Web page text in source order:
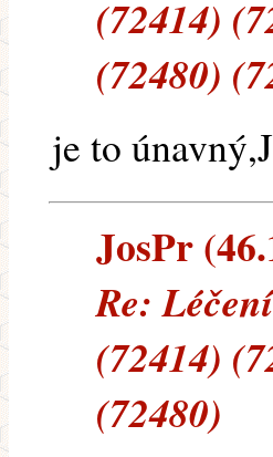
(72414)
(72480)
je to
JosPr
Re:
(72414)
(72480)